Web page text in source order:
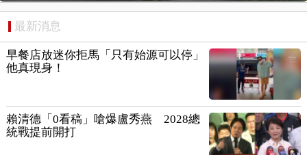
最新消息
早餐店放迷你拒馬「只有始源可以停」
他真現身！
賴清德「0看稿」嗆爆盧秀燕 2028總
統戰提前開打